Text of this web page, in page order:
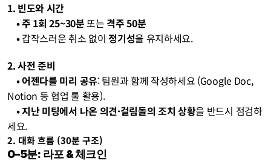
1. 빈도와 시간
    • 주 1회 25~30분
또는 격주 50분
    •
갑작스러운 취소 없이 정기성을 유지하세요.
2. 사전 준비
    • 어젠다를 미리 공유
: 팀원과 함께 작성하세요 (Google Doc,
Notion 등 협업 툴 활용).
    • 지난 미팅에서 나온 의견·걸림돌의 조치 상황
을 반드시 점검하
세요.
2. 대화 흐름 (30분 구조)
0–5분: 라포 & 체크인